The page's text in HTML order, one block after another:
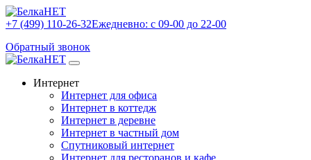
+7 (499) 110-26-32Ежедневно: с 09-00 до 22-00
Обратный звонок
Интернет
Интернет для офиса
Интернет в коттедж
Интернет в деревне
Интернет в частный дом
Спутниковый интернет
Интернет для ресторанов и кафе